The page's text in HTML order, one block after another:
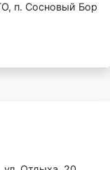
п. Сосновый Бор